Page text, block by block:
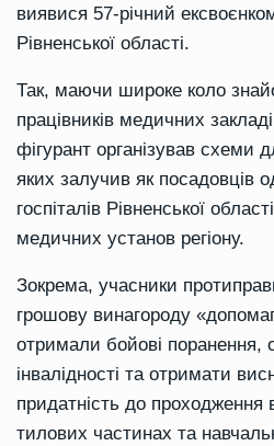
виявися 57-річний
Рівненської області.
Так, маючи широке коло
працівників медичних
фігурант організував схеми
яких залучив як посадовців
госпіталів Рівненської
медичних установ регіону.
Зокрема, учасники
грошову винагороду
отримали бойові поранення,
інвалідності та отримати
придатність до проходження
тилових частинах та